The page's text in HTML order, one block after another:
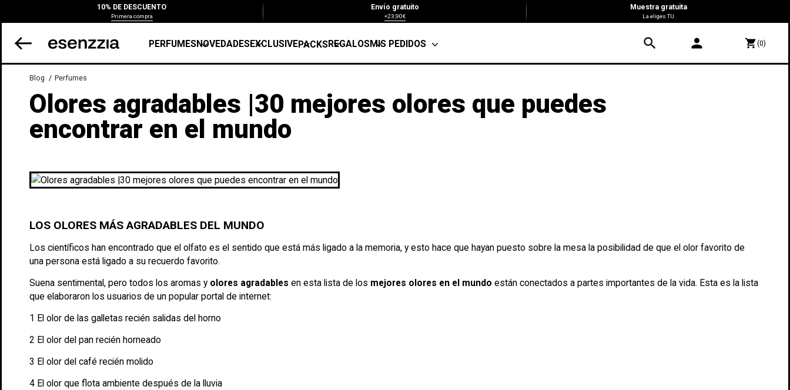
10% DE DESCUENTO
Primera compra
Envío gratuito
+23,90€
Muestra gratuita
La eliges TU
PERFUMESNOVEDADESEXCLUSIVEPACKSREGALOSMIS PEDIDOS search person shopping_cart(0)
Blog Perfumes
Olores agradables |30 mejores olores que puedes
encontrar en el mundo
LOS OLORES MÁS AGRADABLES DEL MUNDO
Los científicos han encontrado que el olfato es el sentido que está más ligado a la memoria, y esto hace que hayan puesto sobre la mesa la posibilidad de que el olor favorito de
una persona está ligado a su recuerdo favorito.
Suena sentimental, pero todos los aromas y olores agradables en esta lista de los mejores olores en el mundo están conectados a partes importantes de la vida. Esta es la lista
que elaboraron los usuarios de un popular portal de internet:
1 El olor de las galletas recién salidas del horno
2 El olor del pan recién horneado
3 El olor del café recién molido
4 El olor que flota ambiente después de la lluvia